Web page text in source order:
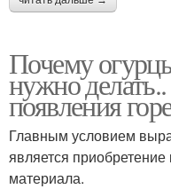
Почему
нужно
появления
Главным условием
является
материала.